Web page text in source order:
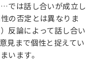
では話し合いが成立し
の否定とは異なりま
反論によって話し合い
見まで個性と捉えてい
います。